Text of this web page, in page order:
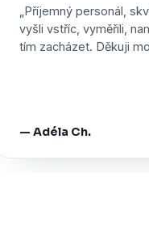
„Příjemný personál,
vyšli vstříc, vyměřili,
tím zacházet. Děkuji
— Adéla Ch.